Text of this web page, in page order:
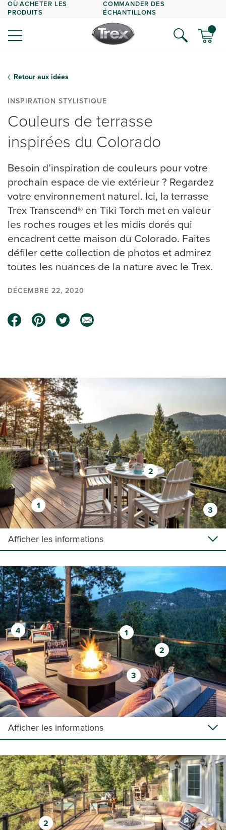
OÙ ACHETER LES
PRODUITS
COMMANDER DES
ÉCHANTILLONS
Retour aux idées
INSPIRATION STYLISTIQUE
Couleurs de terrasse
inspirées du Colorado
Besoin d’inspiration de couleurs pour votre
prochain espace de vie extérieur ? Regardez
votre environnement naturel. Ici, la terrasse
Trex Transcend® en Tiki Torch met en valeur
les roches rouges et les midis dorés qui
encadrent cette maison du Colorado. Faites
défiler cette collection de photos et admirez
toutes les nuances de la nature avec le Trex.
DÉCEMBRE 22, 2020
1
2
3
Afficher les informations
1
2
3
4
Afficher les informations
2